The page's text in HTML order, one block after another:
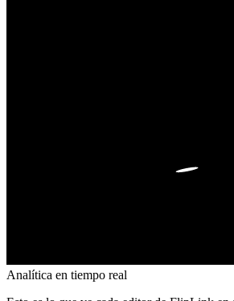
Analítica en tiempo real